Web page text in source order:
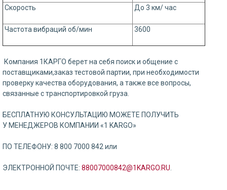
Скорость До 3 км/ час
Частота вибраций об/мин 3600
Компания 1КАРГО берет на себя поиск и общение с
поставщиками,заказ тестовой партии, при необходимости
проверку качества оборудования, а также все вопросы,
связанные с транспортировкой груза.
БЕСПЛАТНУЮ КОНСУЛЬТАЦИЮ МОЖЕТЕ ПОЛУЧИТЬ
У МЕНЕДЖЕРОВ КОМПАНИИ «1 KARGO»
ПО ТЕЛЕФОНУ: 8 800 7000 842 или
ЭЛЕКТРОННОЙ ПОЧТЕ: 88007000842@1KARGO.RU